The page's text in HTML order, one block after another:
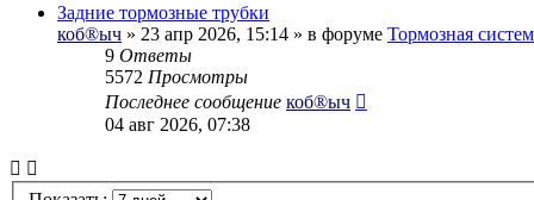
Задние тормозные трубки
коб®ыч » 23 апр 2026, 15:14 » в форуме Тормозная
9 Ответы
5572 Просмотры
Последнее сообщение коб®ыч
04 авг 2026, 07:38